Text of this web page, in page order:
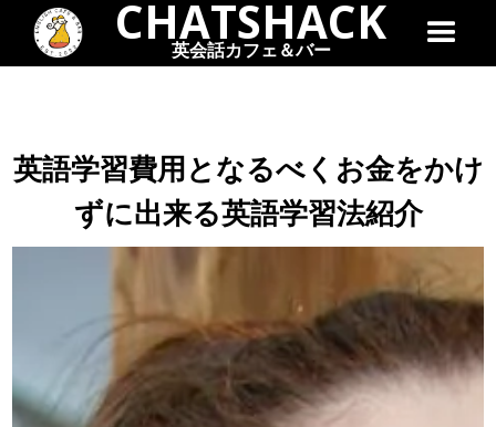
CHATSHACK
英会話カフェ＆バー
英語学習費用となるべくお金をかけ
ずに出来る英語学習法紹介